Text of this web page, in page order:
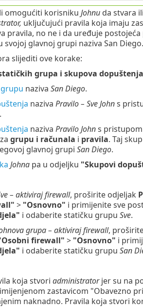
omogućiti korisniku Johnuda stvara
uključujući pravila koja imaju
pravila, no ne i da uređuje
glavnoj grupi naziva San Diego.
slijediti ove korake:
grupa i skupova dopuštenja
naziva San Diego.
naziva Pravilo – Sve Johns
.
naziva Pravilo Johns
za grupu i računala i pravila. Taj
glavnoj grupi San Diego.
Johnapa u odjeljku "Skupovi
– aktiviraj firewall, proširite odjeljak
> "Osnovno" i primijenite sve
i odaberite statičku grupu Sve.
grupa – aktiviraj firewall,
firewall" > "Osnovno" i
i odaberite statičku grupu San
koja stvori administratorjer su na
zastavicom "Obavezno
naknadno. Pravila koja stvori